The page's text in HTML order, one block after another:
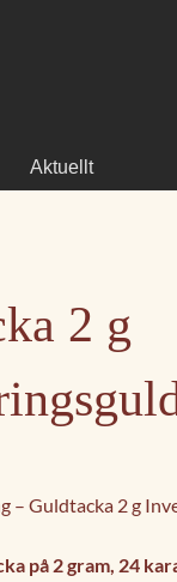
Aktuellt
2 g
– Guldtacka 2 g
på 2 gram, 24